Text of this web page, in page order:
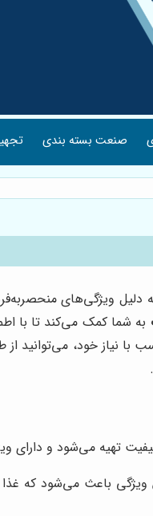
صنعت بسته بندی
ویژگی‌های
به شما کمک می‌کند تا با
نیاز خود، می‌توانید از
تهیه می‌شود و دارای
ویژگی باعث می‌شود که